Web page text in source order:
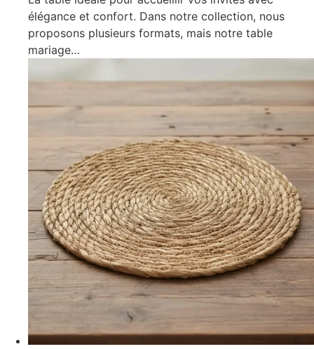
élégance et confort. Dans notre collection, nous
proposons plusieurs formats, mais notre table
mariage…